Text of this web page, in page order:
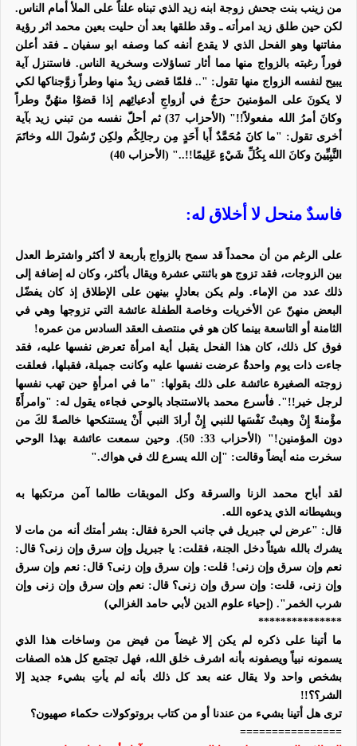
من زينب بنت جحش زوجة ابنه زيد الذي تبناه علناً على الملأ أمام الناس.
لكن حين طلق زيد امرأته ـ وقد طلقها بعد أن حليت بعين محمد اثر رؤية
مفاتنها وهو الفحل الذي لا يقدع أنفه كما وصفه ابو سفيان ـ فقد أعلن
فوراً رغبته بالزواج منها مما أثار تساؤلات وسخرية الناس. فاستنزل آية
يبيح لنفسه الزواج منها تقول: "..فلمّا قضى زيدٌ منها وطراً زوَّجناكها لكي
لا يكونَ على المؤمنينَ حرَجٌ في أزواجِ أدعيائِهم إذا قضوْا منهُنَّ وطراً
وكانَ أمرُ الله مفعولاً
!!" (الأحزاب 37) ثم أحلّ نفسه من تبني زيد بآية
أخرى تقول: "ما كانَ مُحَمَّدٌ أَبا أَحَدٍ مِن رجالِكُم ولكِن رّسُولَ الله وخاتَمَ
النَّبِيِّينَ وكانَ الله بِكُلِّ شَيْءٍ عَلِيمًا!!.." (الأحزاب 40)
فاسدٌ منحل لا أخلاق له:
على الرغم من أن محمداً قد سمح بالزواج بأربعة لا أكثر واشترط العدل
بين الزوجات، فقد تزوج هو باثنتي عشرة ويقال بأكثر، وكان له إضافة إلى
ذلك عدد من الإماء. ولم يكن بعادلٍ بينهن على الإطلاق إذ كان يفضّل
البعض منهنّ عن الأخريات وخاصة الطفلة عائشة التي تزوجها وهي في
الثامنة أو التاسعة بينما كان هو في منتصف العقد السادس من عمره!
فوق كل ذلك، كان هذا الفحل يقبل أية امرأة تعرض نفسها عليه، فقد
جاءت ذات يوم واحدةٌ عرضت نفسها عليه وكانت جميلة، فقبلها، فعلقت
زوجته الصغيرة عائشة على ذلك بقولها: "ما في امرأةٍ حين تهب نفسها
لرجل خير !!
".فأسرع محمد بالاستنجاد بالوحي فجاءه يقول له: "وامرأَةً
مؤْمنةً إِنْ وهبتْ نَفْسَهاللنبي إِنْ أرادَ النبي أَنْيستنكحها خالصةً لكَ من
دون المؤمنين!" (الأحزاب 33: 50).
وحين سمعت عائشة بهذا الوحي
سخرت منه أيضاً وقالت: "إن الله يسرع لك في هواك."
لقد أباح محمد الزنا والسرقة وكل الموبقات طالما آمن مرتكبها به
وبشيطانه الذي يدعوه الله.
قال: "عرض لي جبريل فيجانب الحرة فقال: بشر أمتك أنه من مات لا
يشرك بالله شيئاً دخل الجنة، فقلت: يا جبريل وإن سرق وإن زنى؟ قال:
نعم وإن سرق وإن زنى! قلت: وإن سرق وإن زنى؟ قال: نعم وإن سرق
وإن زنى، قلت: وإن سرق وإن زنى؟ قال: نعم وإن سرق وإن زنى وإن
شرب الخمر". (إحياء علوم الدين لأبي حامد الغزالي)
***************
ما أتينا على ذكره لم يكن إلا غيضاً من فيض من وساخات هذا الذي
يسمونه نبياً ويصفونه بأنه اشرف خلق الله، فهل تجتمع كل هذه الصفات
بشخص واحد ولا يقال عنه بعد كل ذلك بأنه لم يأتِ بشيء جديد إلا
الشر؟؟!!
ترى هل أتينا بشيء من عندنا أو من كتاب بروتوكولات حكماء صهيون؟
================